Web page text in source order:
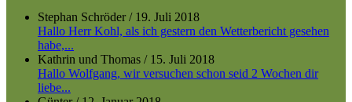
Stephan Schröder/ 19. Juli 2018
Hallo Herr Kohl, als ich gestern den Wetterbericht gesehen
habe,...
Kathrin und Thomas / 15. Juli 2018
Hallo Wolfgang, wir versuchen schon seid 2 Wochen dir
liebe...